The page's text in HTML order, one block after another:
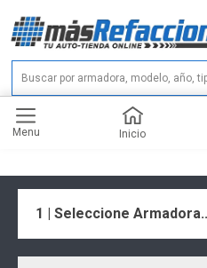
Menu Inicio
1 | Seleccione